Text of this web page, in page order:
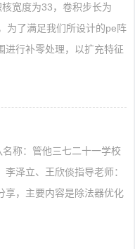
宽度为33，卷积步长为
为了满足我们所设计的pe阵
进行补零处理，以扩充特征
称：管他三七二十一学校
泽立、王欣倓指导老师：
享，主要内容是除法器优化